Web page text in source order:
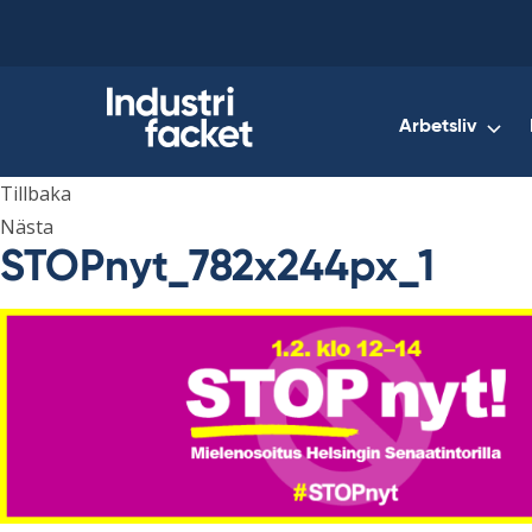
Arbetsliv
Tillbaka
Nästa
STOPnyt_782x244px_1